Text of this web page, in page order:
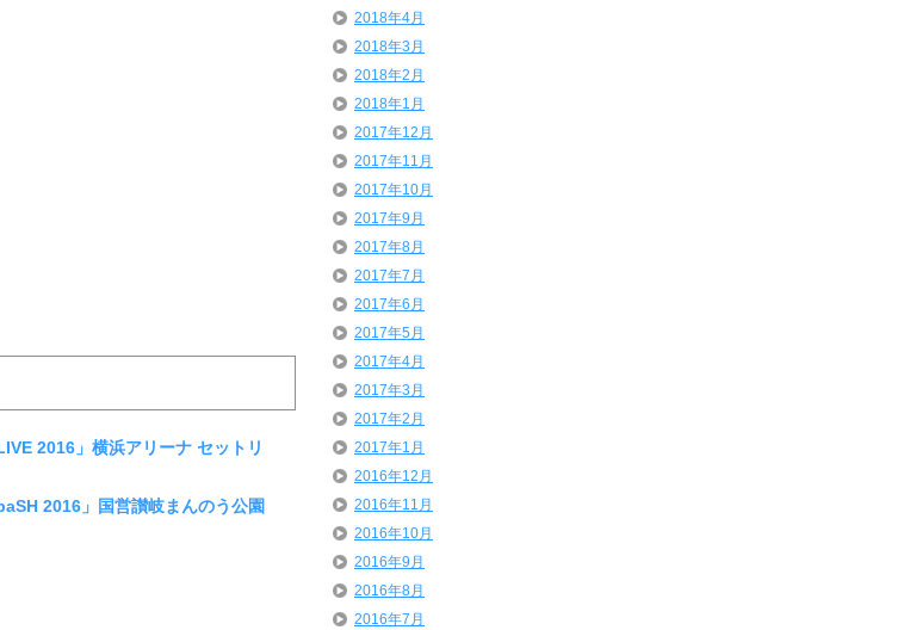
2016」横浜アリーナ セットリ
2016」国営讃岐まんのう公園
2018年4月
2018年3月
2018年2月
2018年1月
2017年12月
2017年11月
2017年10月
2017年9月
2017年8月
2017年7月
2017年6月
2017年5月
2017年4月
2017年3月
2017年2月
2017年1月
2016年12月
2016年11月
2016年10月
2016年9月
2016年8月
2016年7月